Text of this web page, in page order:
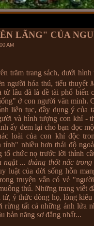
LÃNG" CỦA
AM
trăm trang sách, dưới
người hóa thú, tiểu thuyết
từ lâu đã là đề tài phổ biến
ở con người văn minh.
liên tục, đầy dụng ý của
và hình tượng con khỉ -
ấy đem lại cho bạn đọc
loài của con khỉ độc
tính" nhiều hơn thái độ
tổ chức nọ trước lời thỉnh
ngặt ... thảng thốt nấc
luật của đời sống hỗn
truyện vẫn có vẻ
thú. Những trang viết
ý thức dòng họ, lòng
tất cả những ánh lửa
bản năng sơ đẳng nhất...